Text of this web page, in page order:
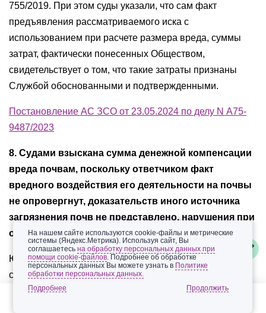
755/2019. При этом суды указали, что сам факт
предъявления рассматриваемого иска с
использованием при расчете размера вреда, суммы
затрат, фактически понесенных Обществом,
свидетельствует о том, что такие затраты признаны
Службой обоснованными и подтвержденными.
Постановление АС ЗСО от 23.05.2024 по делу N А75-
9487/2023
8. Судами взыскана сумма денежной компенсации
вреда почвам, поскольку ответчиком факт
вредного воздействия его деятельности на почвы
не опровергнут, доказательств иного источника
загрязнения почв не представлено, нарушения при
отборе проб документально не подтверждены
Южное межрегиональное управление Федеральной
службы по надзору в сфере природопользования
обратилось в арбитражный суд с иском к
На нашем сайте используются cookie-файлы и метрические
системы (Яндекс.Метрика). Используя сайт, Вы
соглашаетесьна обработку персональных данных при
помощи cookie-файлов. Подробнее об обработке
персональных данных Вы можете узнать в Политике
обработки персональных данных.
Подробнее